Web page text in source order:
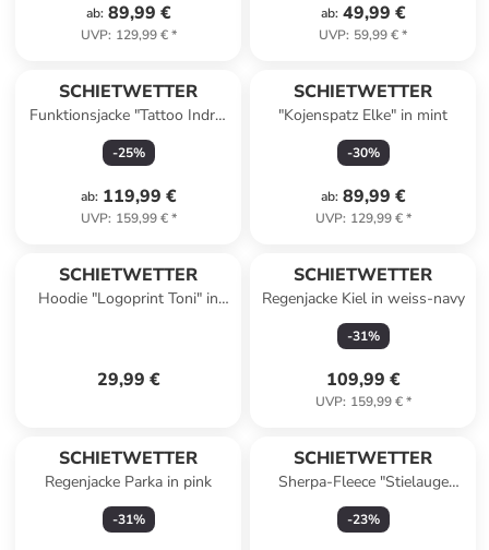
ab: 89,99 €
UVP: 129,99 €*
ab: 49,99 €
UVP: 59,99 €*
SCHIETWETTER
Funktionsjacke "Tattoo Indra"
in navy
-25%
ab: 119,99 €
UVP: 159,99 €*
SCHIETWETTER
"Kojenspatz Elke" in mint
-30%
ab: 89,99 €
UVP: 129,99 €*
SCHIETWETTER
Hoodie "Logoprint Toni" in
29,99 €
SCHIETWETTER
Regenjacke Kiel in weiss-navy
-31%
109,99 €
UVP: 159,99 €*
SCHIETWETTER
Regenjacke Parka in pink
-31%
SCHIETWETTER
Sherpa-Fleece "Stielauge
Mila" in deep ocean
-23%